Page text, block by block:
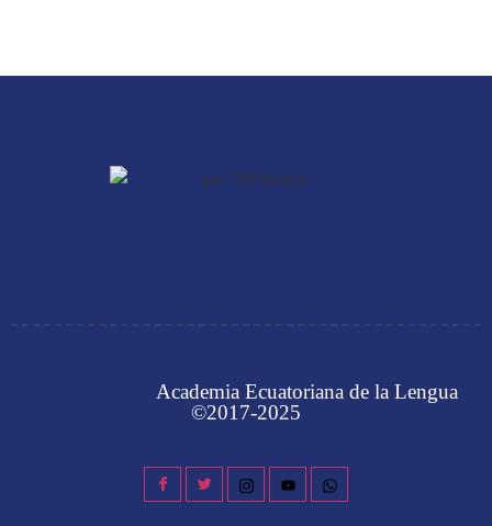
Academia Ecuatoriana de la Lengua
©2017-2025